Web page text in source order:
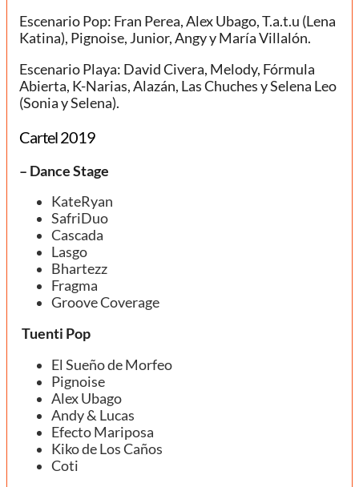
Escenario Pop: Fran Perea, Alex Ubago, T.a.t.u (Lena
Katina), Pignoise, Junior, Angy y María Villalón.
Escenario Playa: David Civera, Melody, Fórmula
Abierta, K-Narias, Alazán, Las Chuches y Selena Leo
(Sonia y Selena).
Cartel 2019
– Dance Stage
KateRyan
SafriDuo
Cascada
Lasgo
Bhartezz
Fragma
Groove Coverage
Tuenti Pop
El Sueño de Morfeo
Pignoise
Alex Ubago
Andy & Lucas
Efecto Mariposa
Kiko de Los Caños
Coti